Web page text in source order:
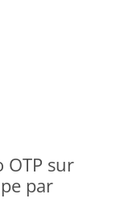
OTP sur
par